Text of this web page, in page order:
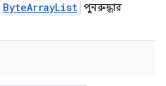
ByteArrayList পুনরুদ্ধার